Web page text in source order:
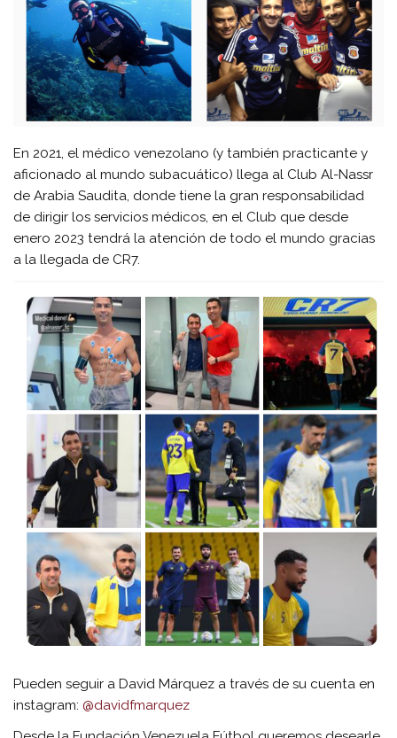
En 2021, el médico venezolano (y también practicante y
aficionado al mundo subacuático) llega al Club Al-Nassr
de Arabia Saudita, donde tiene la gran responsabilidad
de dirigir los servicios médicos, en el Club que desde
enero 2023 tendrá la atención de todo el mundo gracias
a la llegada de CR7.
Pueden seguir a David Márquez a través de su cuenta en
instagram: @davidfmarquez